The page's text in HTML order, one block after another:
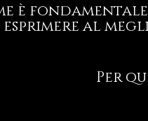
è
esprimere al
Per